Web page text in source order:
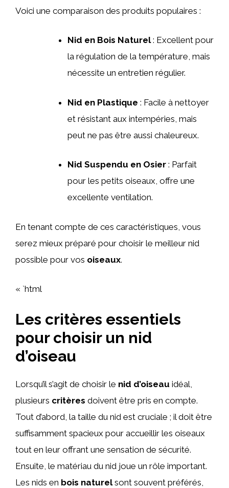
Voici une comparaison des produits populaires :
Nid en Bois Naturel: Excellent pour
la régulation de la température, mais
nécessite un entretien régulier.
Nid en Plastique : Facile à nettoyer
et résistant aux intempéries, mais
peut ne pas être aussi chaleureux.
Nid Suspendu en Osier : Parfait
pour les petits oiseaux, offre une
excellente ventilation.
En tenant compte de ces caractéristiques, vous
serez mieux préparé pour choisir le meilleur nid
possible pour vos oiseaux.
« `html
Les critères essentiels
pour choisir un nid
d’oiseau
Lorsqu’il s’agit de choisir le nid d’oiseau idéal,
plusieurs critères doivent être pris en compte.
Tout d’abord, la taille du nid est cruciale ; il doit être
suffisamment spacieux pour accueillir les oiseaux
tout en leur offrant une sensation de sécurité.
Ensuite, le matériau du nid joue un rôle important.
Les nids en bois naturelsont souvent préférés,